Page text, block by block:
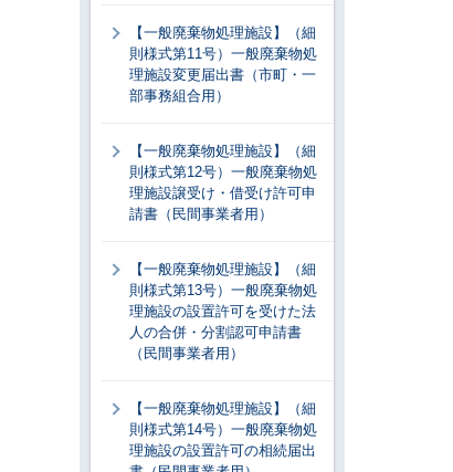
【一般廃棄物処理施設】（細
則様式第11号）一般廃棄物処
理施設変更届出書（市町・一
部事務組合用）
【一般廃棄物処理施設】（細
則様式第12号）一般廃棄物処
理施設譲受け・借受け許可申
請書（民間事業者用）
【一般廃棄物処理施設】（細
則様式第13号）一般廃棄物処
理施設の設置許可を受けた法
人の合併・分割認可申請書
（民間事業者用）
【一般廃棄物処理施設】（細
則様式第14号）一般廃棄物処
理施設の設置許可の相続届出